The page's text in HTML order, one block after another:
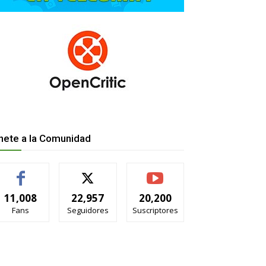
a la Comunidad
11,008
Fans
22,957
Seguidores
20,200
Suscriptores